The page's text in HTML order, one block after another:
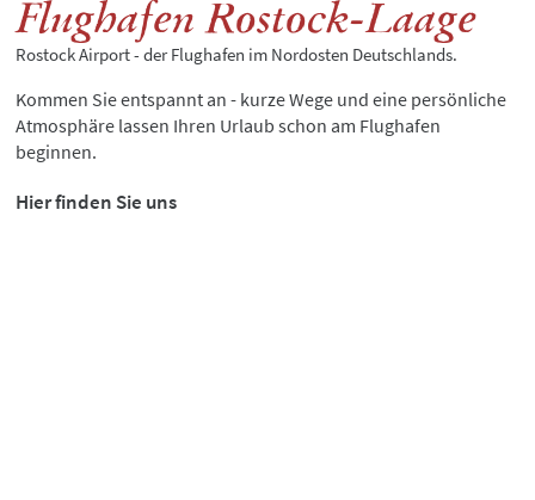
Flughafen Rostock-Laage
Rostock Airport - der Flughafen im Nordosten Deutschlands.
Kommen Sie entspannt an - kurze Wege und eine persönliche
Atmosphäre lassen Ihren Urlaub schon am Flughafen
beginnen.
Hier finden Sie uns